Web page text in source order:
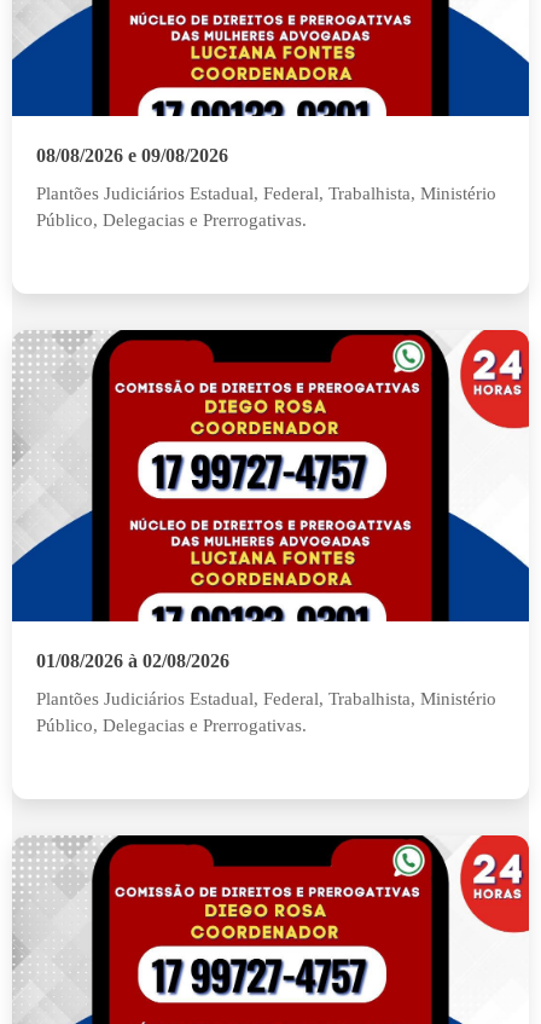
08/08/2026 e 09/08/2026
Plantões Judiciários Estadual, Federal, Trabalhista, Ministério
Público, Delegacias e Prerrogativas.
01/08/2026 à 02/08/2026
Plantões Judiciários Estadual, Federal, Trabalhista, Ministério
Público, Delegacias e Prerrogativas.